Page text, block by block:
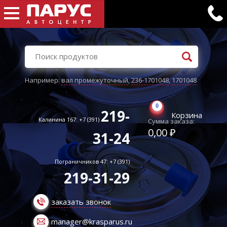
Например:вал промежуточный,236-1701048,1701048
Калинина 167: +7 (391) 219-
31-24
Пограничников 47: +7 (391)
219-31-29
заказать звонок
manager@krasparus.ru
0
Корзина
Сумма заказа:
0,00 ₽